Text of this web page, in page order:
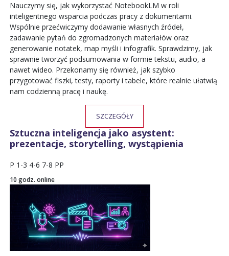
Nauczymy się, jak wykorzystać NotebookLM w roli
inteligentnego wsparcia podczas pracy z dokumentami.
Wspólnie przećwiczymy dodawanie własnych źródeł,
zadawanie pytań do zgromadzonych materiałów oraz
generowanie notatek, map myśli i infografik. Sprawdzimy, jak
sprawnie tworzyć podsumowania w formie tekstu, audio, a
nawet wideo. Przekonamy się również, jak szybko
przygotować fiszki, testy, raporty i tabele, które realnie ułatwią
nam codzienną pracę i naukę.
SZCZEGÓŁY
Sztuczna inteligencja jako asystent:
prezentacje, storytelling, wystąpienia
P 1-3 4-6 7-8 PP
10 godz. online